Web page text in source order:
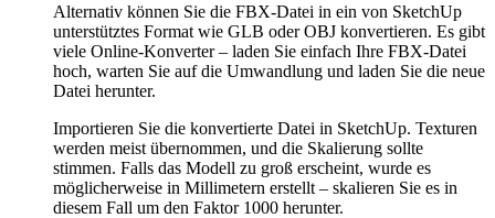
Alternativ können Sie die FBX-Datei in ein von SketchUp
unterstütztes Format wie GLB oder OBJ konvertieren. Es gibt
viele Online-Konverter – laden Sie einfach Ihre FBX-Datei
hoch, warten Sie auf die Umwandlung und laden Sie die neue
Datei herunter.
Importieren Sie die konvertierte Datei in SketchUp. Texturen
werden meist übernommen, und die Skalierung sollte
stimmen. Falls das Modell zu groß erscheint, wurde es
möglicherweise in Millimetern erstellt – skalieren Sie es in
diesem Fall um den Faktor 1000 herunter.